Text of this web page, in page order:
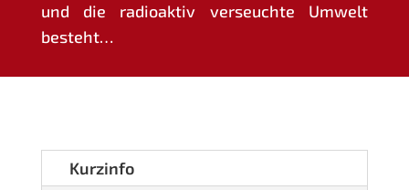
und die radio­ak­tiv ver­seuch­te Umwelt
besteht…
Kurz­in­fo